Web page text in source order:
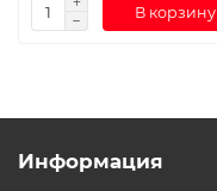
В корзину
Информация